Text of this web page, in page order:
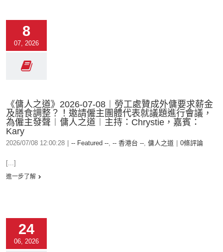
8
07, 2026
《傭人之道》2026-07-08︱勞工處贊成外傭要求薪金
及膳食調整？！邀請僱主團體代表就議題進行會議，
為僱主發聲︱傭人之道︱主持：Chrystie，嘉賓：
Kary
2026/07/08 12:00:28 -- Featured --, -- 香港台 --, 傭人之道 0條評論
[...]
進一步了解
24
06, 2026